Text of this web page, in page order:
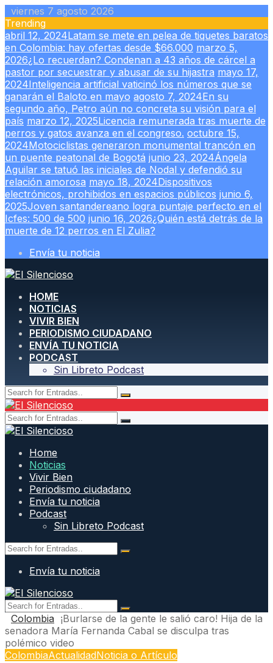
Skip
to
content
viernes 7 agosto 2026
Trending
abril 12, 2024Latam se mete en pelea de tiquetes baratos
en Colombia: hay ofertas desde $66.000 marzo 5,
2026¿Lo recuerdan? Condenan a 43 años de cárcel a
pastor por secuestrar y abusar de su hijastra mayo 17,
2024Inteligencia artificial vaticinó los números que se
ganarán el Baloto en mayo agosto 7, 2024En su
segundo año, Petro aún no concreta su visión para el
país marzo 12, 2025Licencia remunerada tras muerte de
perros y gatos avanza en el congreso. octubre 15,
2024Motociclistas generaron monumental trancón en
un puente peatonal de Bogotá junio 23, 2024Ángela
Aguilar se tatuó las iniciales de Nodal y defendió su
relación amorosa mayo 18, 2024Dispositivos
electrónicos, prohibidos en espacios públicos junio 6,
2025Joven santandereano logra puntaje perfecto en el
Icfes: 500 de 500 junio 16, 2026¿Quién está detrás de la
muerte de 12 perros en El Zulia?
Envía tu noticia
HOME
NOTICIAS
VIVIR BIEN
PERIODISMO CIUDADANO
ENVÍA TU NOTICIA
PODCAST
Sin Libreto Podcast
Home
Noticias
Vivir Bien
Periodismo ciudadano
Envía tu noticia
Podcast
Sin Libreto Podcast
Envía tu noticia
Colombia ¡Burlarse de la gente le salió caro! Hija de la
senadora María Fernanda Cabal se disculpa tras
polémico video
ColombiaActualidadNoticia o Artículo